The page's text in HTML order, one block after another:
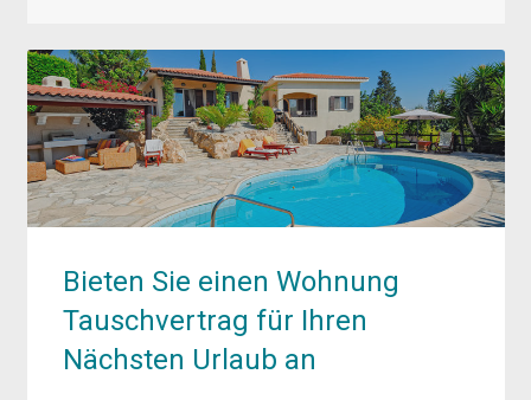
Bieten Sie einen Wohnung
Tauschvertrag für Ihren
Nächsten Urlaub an